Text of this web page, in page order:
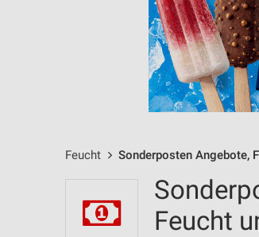
Feucht Sonderposten Angebote,
Feucht